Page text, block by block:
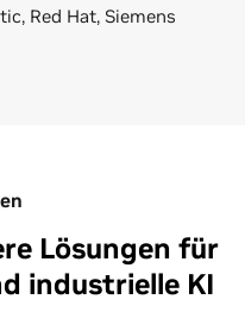
Red Hat, Siemens
Lösungen für
industrielle KI